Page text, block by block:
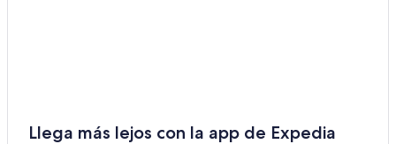
Llega más lejos con la app de Expedia